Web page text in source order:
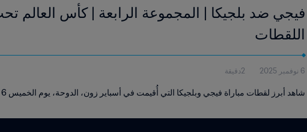
اللقطات
6 نوفمبر 2025 2دقيقة
شاهد أبرز لقطات مباراة فيجي وبلجيكا التي أُقيمت في أسباير زون، الدوحة، يوم الخميس 6 نوفمبر، في الساعة 17:45 (بالتوقيت المحلي).